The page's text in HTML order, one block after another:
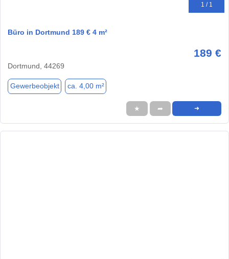
1 / 1
Büro in Dortmund 189 € 4 m²
189 €
Dortmund, 44269
Gewerbeobjekt ca. 4,00 m²
★ ➦ ➜